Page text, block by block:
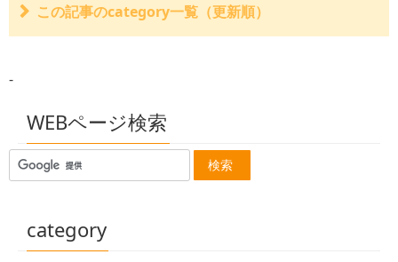
この記事のcategory一覧（更新順）
社員が休日に会社の車で交通事故を起こしたときの責任
組合員の交通事故と組合の責任
公務員の交通事故に対する国や地方公共団体の責任
従業員の人身事故に会社の代表取締役個人が責任を負う
親が子に名義を貸した場合に責任の所在は？
修理業者が人身事故を起こした場合にはユーザーにも責
-
WEBページ検索
category